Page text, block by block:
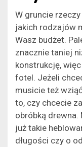
W gruncie
jakich rodzajów
Wasz budżet.
znacznie taniej
konstrukcję,
fotel. Jeżeli
musicie też
to, czy chcecie
obróbką
już takie
długości czy o